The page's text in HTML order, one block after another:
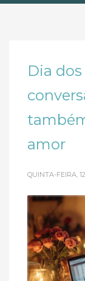
Dia
amor
QUINTA-FEIRA,